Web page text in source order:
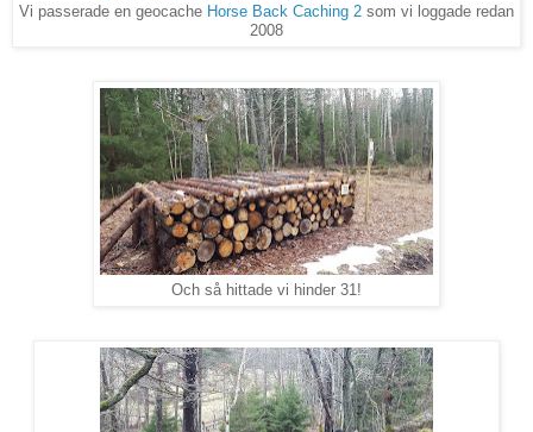
Vi passerade en geocache Horse Back Caching 2 som vi loggade redan
2008
Och så hittade vi hinder 31!